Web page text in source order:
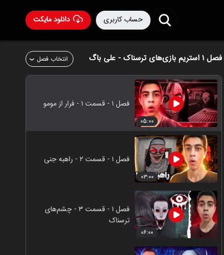
دانلود مایکت حساب کاربری
فصل ۱ استریم بازی‌های ترسناک - علی باگ انتخاب فصل
۰۵:۰۰
فصل ۱ - قسمت ۱ - فرار از مومو
۰۳:۰۰
فصل ۱ - قسمت ۲ - راهبه جنی
۰۶:۰۰
فصل ۱ - قسمت ۳ - چشم‌های
ترسناک